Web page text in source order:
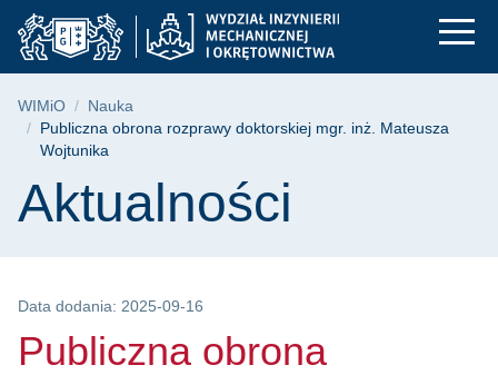
Przejdź
do
menu
Przejdź
do
wyszukiwarki
Przejdź
do
treści
Publiczna obrona
Ścieżka nawigacyjna
WIMiO
Nauka
Publiczna obrona rozprawy doktorskiej mgr. inż. Mateusza
Wojtunika
Treść strony
Aktualności
Data dodania: 2025-09-16
Publiczna obrona